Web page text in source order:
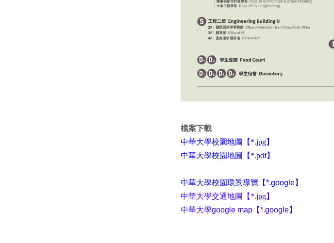
檔案下載
中華大學校園地圖【*.jpg】
中華大學校園地圖【*.pdf】
中華大學校園環景導覽【*.google】
中華大學交通地圖【 *.jpg】
中華大學google map【*.google】